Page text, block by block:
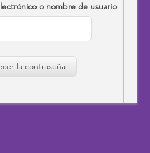
o nombre de usuario
la contraseña